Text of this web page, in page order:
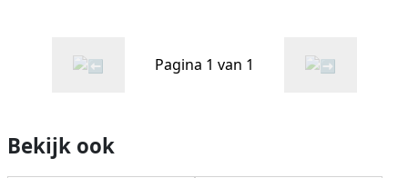
Pagina 1 van 1
Bekijk ook